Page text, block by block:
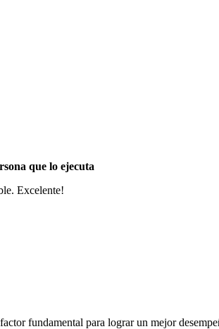
que lo ejecuta
Excelente!
fundamental para lograr un mejor